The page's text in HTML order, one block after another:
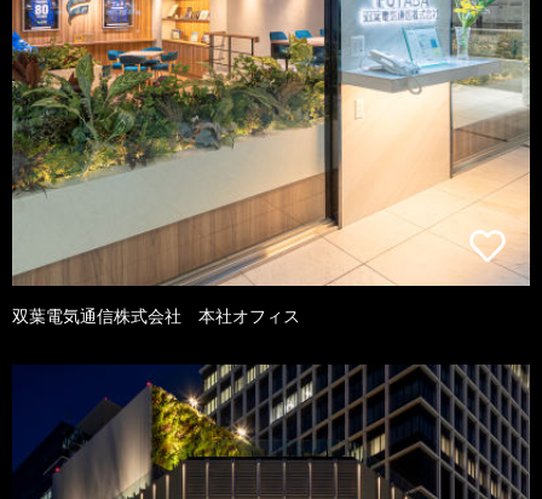
双葉電気通信株式会社 本社オフィス